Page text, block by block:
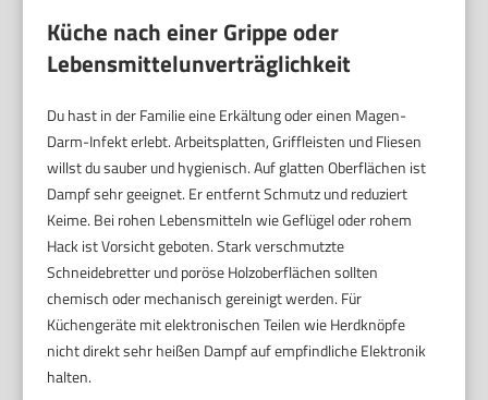
Küche nach einer Grippe oder
Lebensmittelunverträglichkeit
Du hast in der Familie eine Erkältung oder einen Magen-
Darm-Infekt erlebt. Arbeitsplatten, Griffleisten und Fliesen
willst du sauber und hygienisch. Auf glatten Oberflächen ist
Dampf sehr geeignet. Er entfernt Schmutz und reduziert
Keime. Bei rohen Lebensmitteln wie Geflügel oder rohem
Hack ist Vorsicht geboten. Stark verschmutzte
Schneidebretter und poröse Holzoberflächen sollten
chemisch oder mechanisch gereinigt werden. Für
Küchengeräte mit elektronischen Teilen wie Herdknöpfe
nicht direkt sehr heißen Dampf auf empfindliche Elektronik
halten.